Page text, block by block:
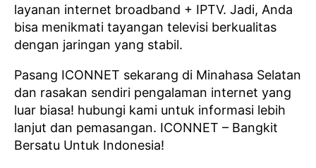
layanan internet broadband + IPTV. Jadi, Anda
bisa menikmati tayangan televisi berkualitas
dengan jaringan yang stabil.
Pasang ICONNET sekarang di Minahasa Selatan
dan rasakan sendiri pengalaman internet yang
luar biasa! hubungi kami untuk informasi lebih
lanjut dan pemasangan. ICONNET – Bangkit
Bersatu Untuk Indonesia!